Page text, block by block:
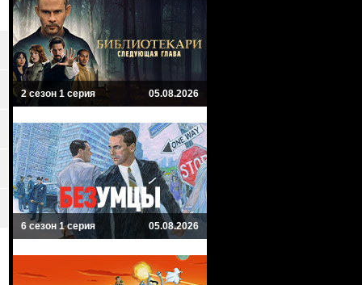
2 сезон 1 серия 05.08.2026
6 сезон 1 серия 05.08.2026